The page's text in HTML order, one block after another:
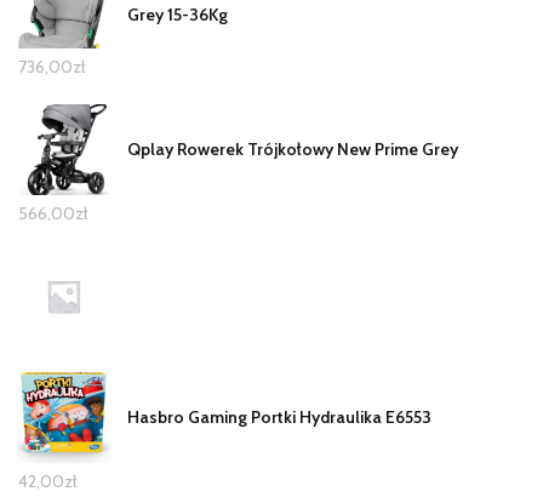
Grey 15-36Kg
736,00zł
Qplay Rowerek Trójkołowy New Prime Grey
566,00zł
Hasbro Gaming Portki Hydraulika E6553
42,00zł